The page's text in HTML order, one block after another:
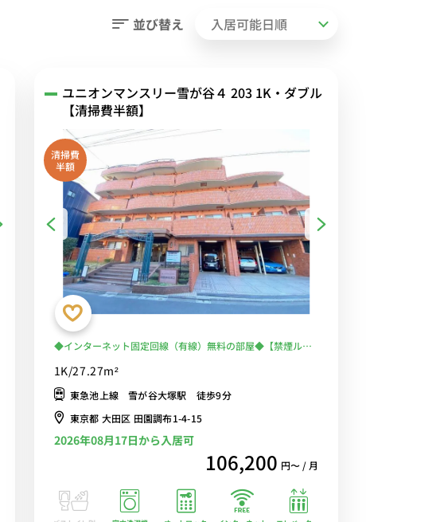
並び替え
ユニオンマンスリー雪が谷４ 203 1K・ダブル
【清掃費半額】
清掃費
半額
◆インターネット固定回線（有線）無料の部屋◆【禁煙ルー
ファ＆たっぷり収納2ドア冷蔵庫など生活家電のあるお部屋
1K/27.27m²
東急池上線 雪が谷大塚駅 徒歩9分
東京都 大田区 田園調布1-4-15
2026年08月17日から入居可
106,200 円〜 / 月